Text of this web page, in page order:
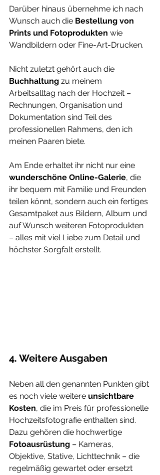
Darüber hinaus übernehme ich nach
Wunsch auch die Bestellung von
Prints und Fotoprodukten wie
Wandbildern oder Fine-Art-Drucken.
Nicht zuletzt gehört auch die
Buchhaltung zu meinem
Arbeitsalltag nach der Hochzeit –
Rechnungen, Organisation und
Dokumentation sind Teil des
professionellen Rahmens, den ich
meinen Paaren biete.
Am Ende erhaltet ihr nicht nur eine
wunderschöne Online-Galerie, die
ihr bequem mit Familie und Freunden
teilen könnt, sondern auch ein fertiges
Gesamtpaket aus Bildern, Album und
auf Wunsch weiteren Fotoprodukten
– alles mit viel Liebe zum Detail und
höchster Sorgfalt erstellt.
4. Weitere Ausgaben
Neben all den genannten Punkten gibt
es noch viele weitere unsichtbare
Kosten, die im Preis für professionelle
Hochzeitsfotografie enthalten sind.
Dazu gehören die hochwertige
Fotoausrüstung – Kameras,
Objektive, Stative, Lichttechnik – die
regelmäßig gewartet oder ersetzt